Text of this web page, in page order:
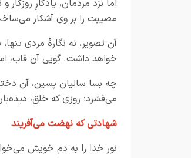
اما نزد مردمان، یادگارِ
مصیبت را بر وی آشکار
آن تصویر، نه نگاره مردی تنها،
خواهد داشت. گویی آن قاب،
چه بسا سالیان پسین، آن
می‌فشرد؛ روزی که خلق،
شهادتی که نهضت می‌آفریند
نور خدا را به دم خویش